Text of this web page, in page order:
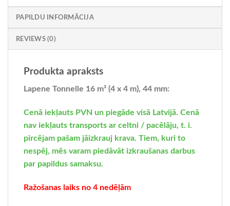
€3,700.
PAPILDU INFORMĀCIJA
REVIEWS (0)
Produkta apraksts
Lapene Tonnelle 16 m² (4 x 4 m), 44 mm:
Cenā iekļauts PVN un piegāde visā Latvijā. Cenā
nav iekļauts transports ar celtni / pacēlāju, t. i.
pircējam pašam jāizkrauj krava. Tiem, kuri to
nespēj, mēs varam piedāvāt izkraušanas darbus
par papildus samaksu.
Ražošanas laiks no 4 nedēļām